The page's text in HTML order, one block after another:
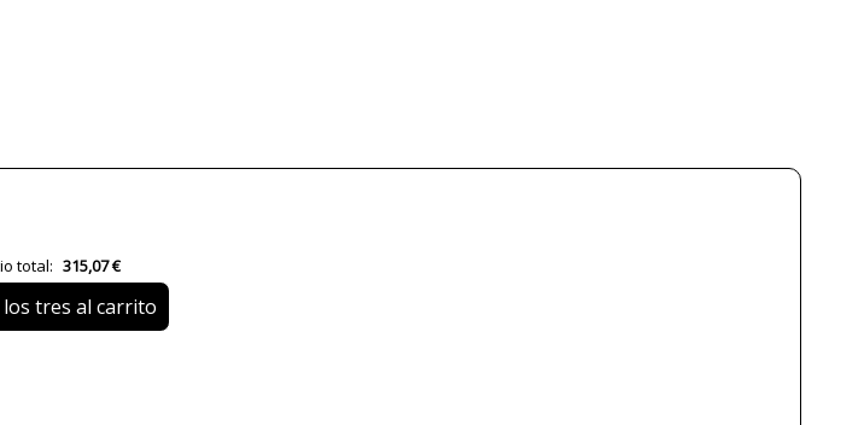
Alto (cm)
14
Diámetro (cm)
Peso Neto (KG)
Plazo de Envío
total: 315,07 €
tres al carrito